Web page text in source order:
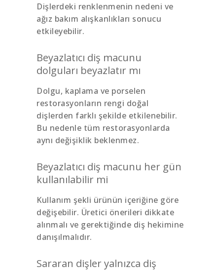
Dişlerdeki renklenmenin nedeni ve
ağız bakım alışkanlıkları sonucu
etkileyebilir.
Beyazlatıcı diş macunu
dolguları beyazlatır mı
Dolgu, kaplama ve porselen
restorasyonların rengi doğal
dişlerden farklı şekilde etkilenebilir.
Bu nedenle tüm restorasyonlarda
aynı değişiklik beklenmez.
Beyazlatıcı diş macunu her gün
kullanılabilir mi
Kullanım şekli ürünün içeriğine göre
değişebilir. Üretici önerileri dikkate
alınmalı ve gerektiğinde diş hekimine
danışılmalıdır.
Sararan dişler yalnızca diş